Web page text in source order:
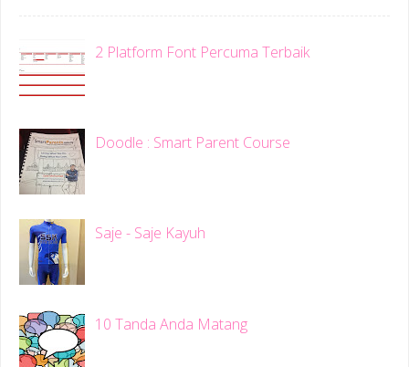
2 Platform Font Percuma Terbaik
Doodle : Smart Parent Course
Saje - Saje Kayuh
10 Tanda Anda Matang